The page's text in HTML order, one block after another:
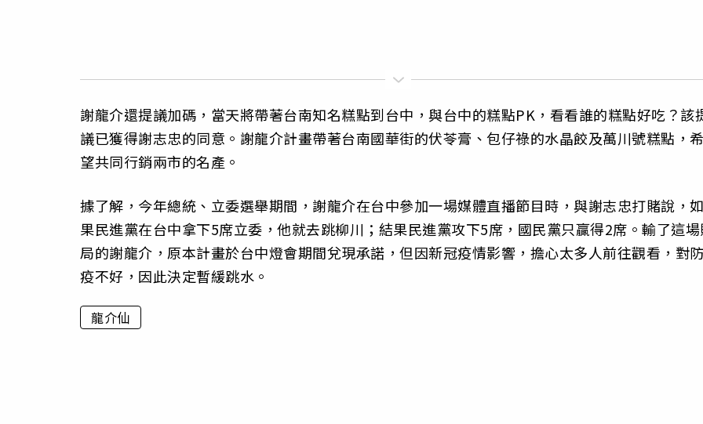
謝龍介還提議加碼，當天將帶著台南知名糕點到台中，與台中的糕點PK，看看誰的糕點好吃？該
議已獲得謝志忠的同意。謝龍介計畫帶著台南國華街的伏苓膏、包仔祿的水晶餃及萬川號糕點，
望共同行銷兩市的名產。
據了解，今年總統、立委選舉期間，謝龍介在台中參加一場媒體直播節目時，與謝志忠打賭說，
果民進黨在台中拿下5席立委，他就去跳柳川；結果民進黨攻下5席，國民黨只贏得2席。輸了這
局的謝龍介，原本計畫於台中燈會期間兌現承諾，但因新冠疫情影響，擔心太多人前往觀看，對
疫不好，因此決定暫緩跳水。
龍介仙